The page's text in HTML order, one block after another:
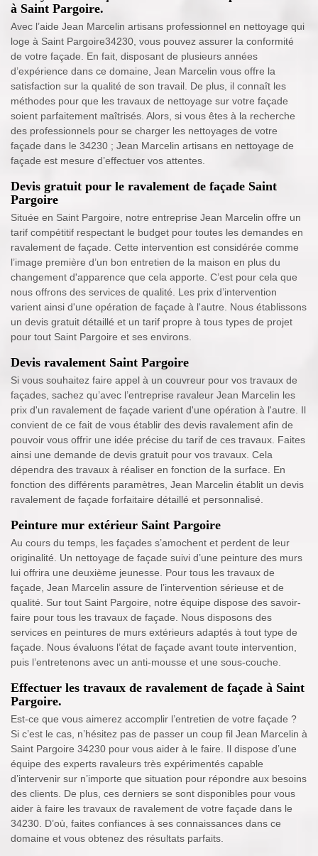
à Saint Pargoire.
Avec l’aide Jean Marcelin artisans professionnel en nettoyage qui
loge à Saint Pargoire34230, vous pouvez assurer la conformité
de votre façade. En fait, disposant de plusieurs années
d’expérience dans ce domaine, Jean Marcelin vous offre la
satisfaction sur la qualité de son travail. De plus, il connaît les
méthodes pour que les travaux de nettoyage sur votre façade
soient parfaitement maîtrisés. Alors, si vous êtes à la recherche
des professionnels pour se charger les nettoyages de votre
façade dans le 34230 ; Jean Marcelin artisans en nettoyage de
façade est mesure d’effectuer vos attentes.
Devis gratuit pour le ravalement de façade Saint
Pargoire
Située en Saint Pargoire, notre entreprise Jean Marcelin offre un
tarif compétitif respectant le budget pour toutes les demandes en
ravalement de façade. Cette intervention est considérée comme
l’image première d’un bon entretien de la maison en plus du
changement d'apparence que cela apporte. C’est pour cela que
nous offrons des services de qualité. Les prix d’intervention
varient ainsi d'une opération de façade à l'autre. Nous établissons
un devis gratuit détaillé et un tarif propre à tous types de projet
pour tout Saint Pargoire et ses environs.
Devis ravalement Saint Pargoire
Si vous souhaitez faire appel à un couvreur pour vos travaux de
façades, sachez qu’avec l’entreprise ravaleur Jean Marcelin les
prix d'un ravalement de façade varient d'une opération à l'autre. Il
convient de ce fait de vous établir des devis ravalement afin de
pouvoir vous offrir une idée précise du tarif de ces travaux. Faites
ainsi une demande de devis gratuit pour vos travaux. Cela
dépendra des travaux à réaliser en fonction de la surface. En
fonction des différents paramètres, Jean Marcelin établit un devis
ravalement de façade forfaitaire détaillé et personnalisé.
Peinture mur extérieur Saint Pargoire
Au cours du temps, les façades s’amochent et perdent de leur
originalité. Un nettoyage de façade suivi d’une peinture des murs
lui offrira une deuxième jeunesse. Pour tous les travaux de
façade, Jean Marcelin assure de l’intervention sérieuse et de
qualité. Sur tout Saint Pargoire, notre équipe dispose des savoir-
faire pour tous les travaux de façade. Nous disposons des
services en peintures de murs extérieurs adaptés à tout type de
façade. Nous évaluons l’état de façade avant toute intervention,
puis l’entretenons avec un anti-mousse et une sous-couche.
Effectuer les travaux de ravalement de façade à Saint
Pargoire.
Est-ce que vous aimerez accomplir l’entretien de votre façade ?
Si c’est le cas, n’hésitez pas de passer un coup fil Jean Marcelin à
Saint Pargoire 34230 pour vous aider à le faire. Il dispose d’une
équipe des experts ravaleurs très expérimentés capable
d’intervenir sur n’importe que situation pour répondre aux besoins
des clients. De plus, ces derniers se sont disponibles pour vous
aider à faire les travaux de ravalement de votre façade dans le
34230. D’où, faites confiances à ses connaissances dans ce
domaine et vous obtenez des résultats parfaits.